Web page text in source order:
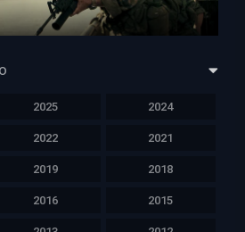
2025 2024
2022 2021
2019 2018
2016 2015